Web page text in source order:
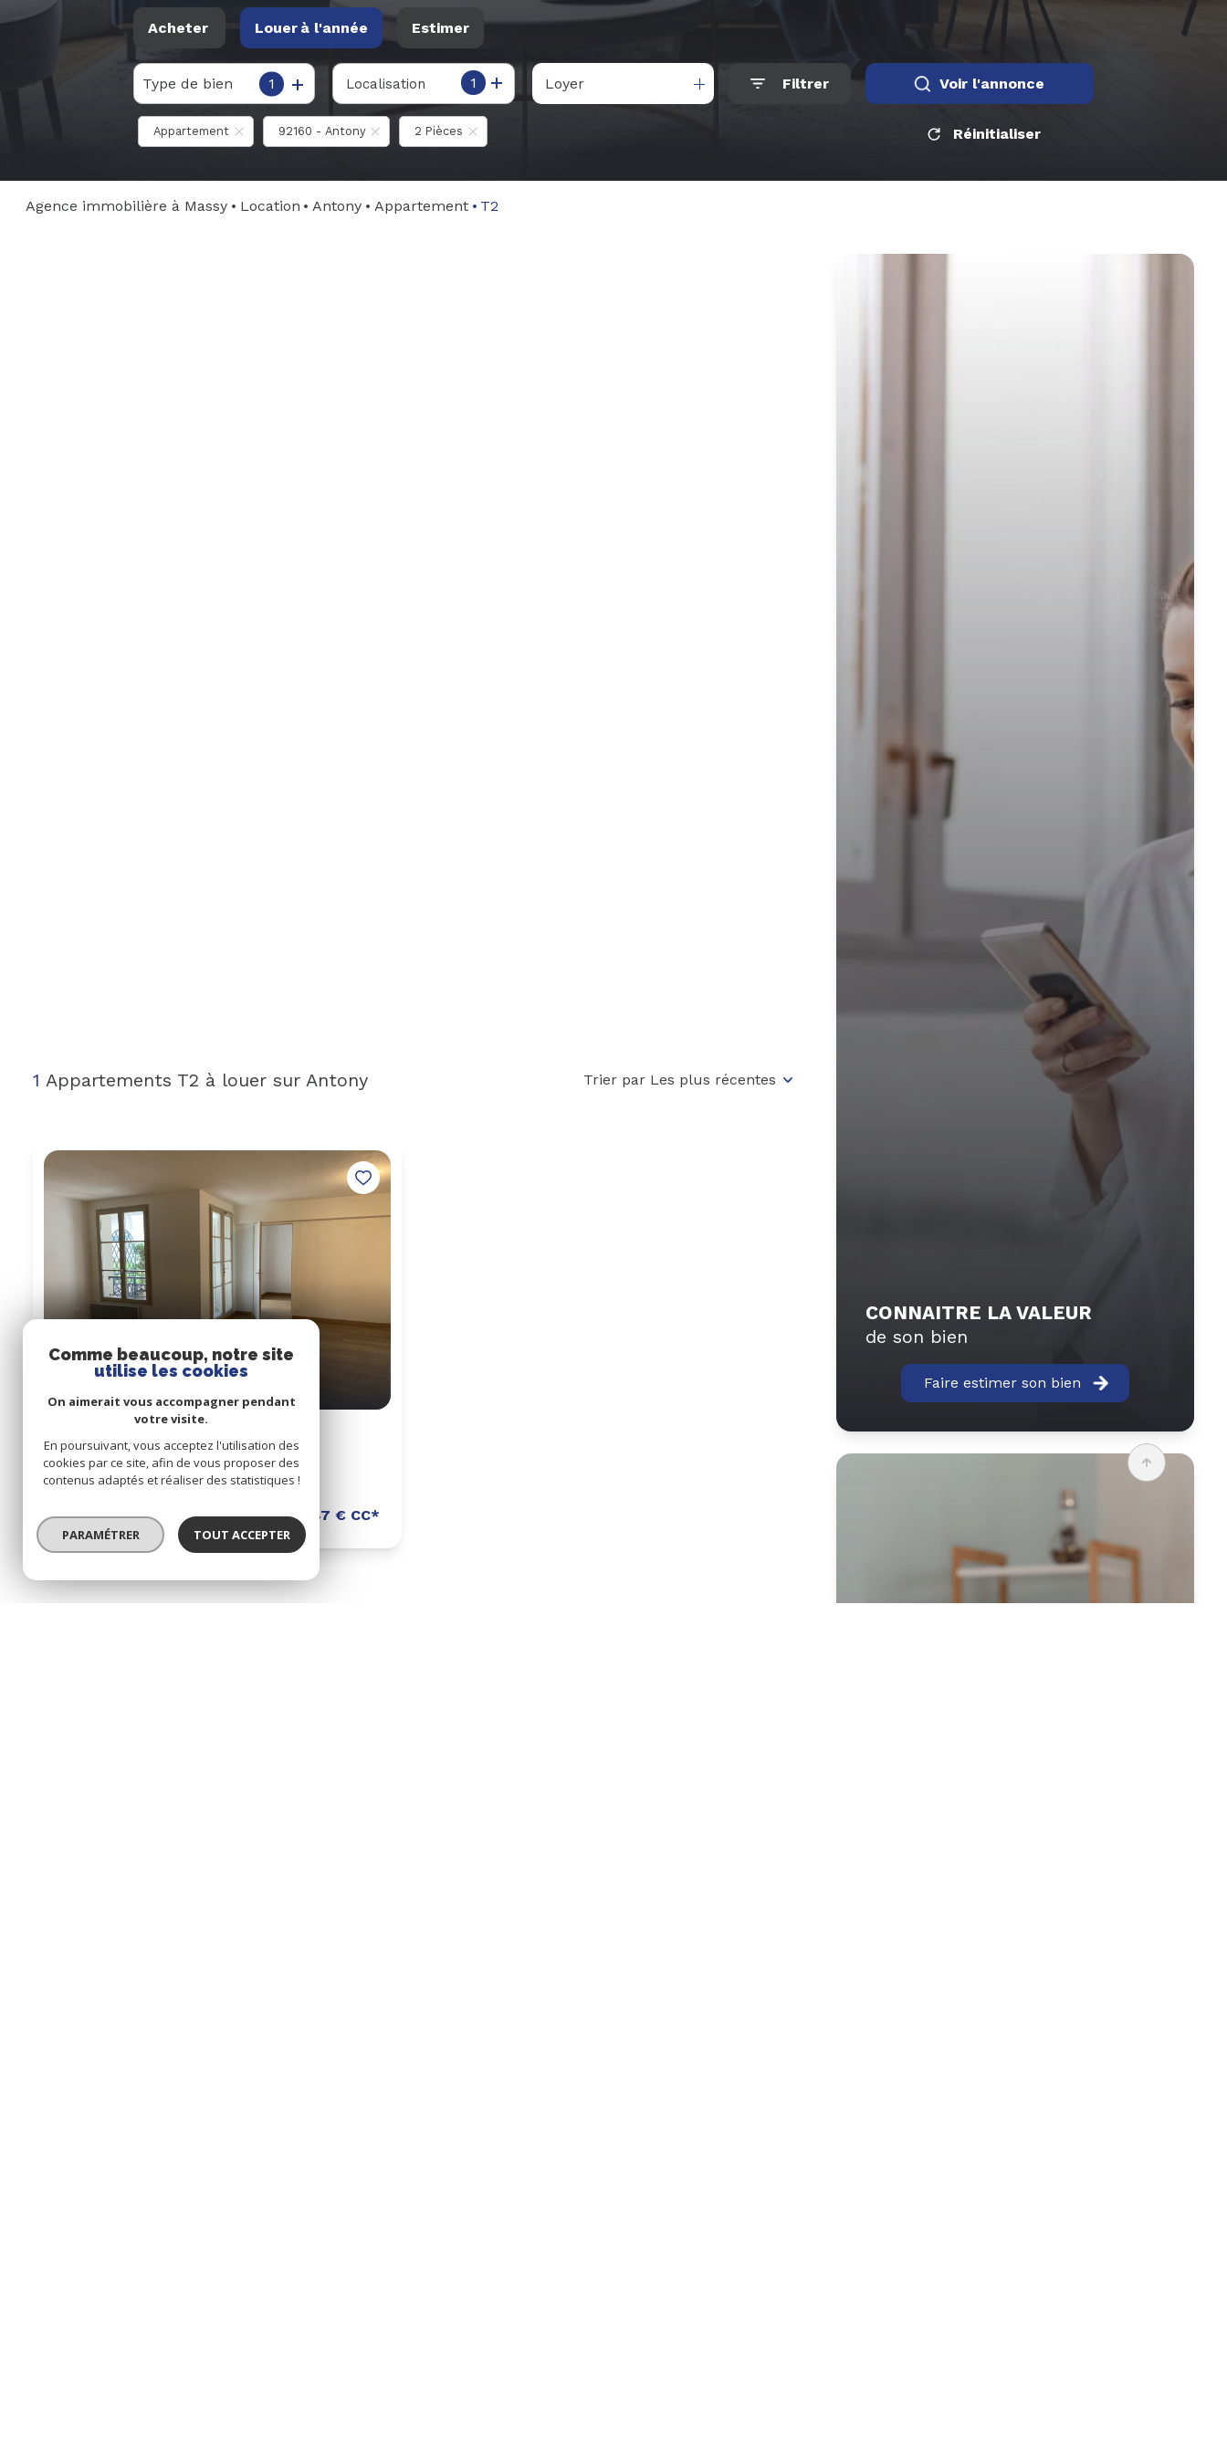
Acheter
De l'ancien
Du neuf
Louer à l'année
à l'année
De l'immo pro
Estimer
Type de bien 1 1
Localisation Loyer Filtrer Voir l'annonce
Appartement 92160 - Antony 2 Pièces Réinitialiser
Agence immobilière à Massy Location Antony Appartement T2
1 Appartements T2 à louer sur Antony Trier par Les plus récentes
1 chambre(s)
56.65 m²
Antony (92160)
1 247 € CC*
CONNAITRE LA VALEUR
de son bien
Faire estimer son bien
Comme beaucoup, notre site
utilise les cookies
On aimerait vous accompagner pendant
votre visite.
En poursuivant, vous acceptez l'utilisation des
cookies par ce site, afin de vous proposer des
contenus adaptés et réaliser des statistiques !
PARAMÉTRER TOUT ACCEPTER